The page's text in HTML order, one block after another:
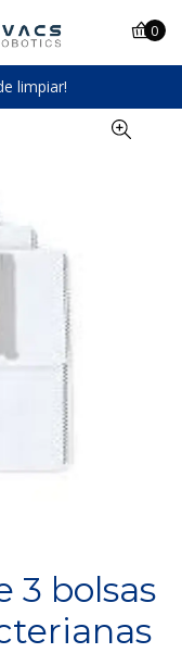
limpiar!
0
3 bolsas